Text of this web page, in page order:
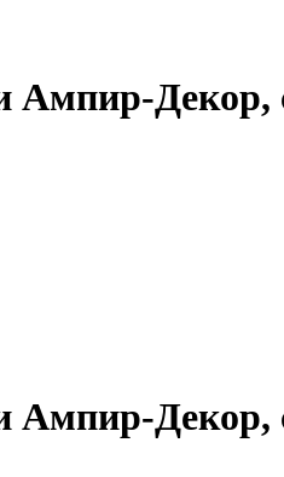
Декор,
Декор,